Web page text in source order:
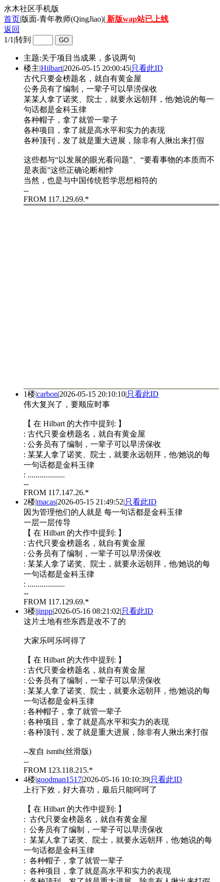
水木社区手机版
首页|版面-青年教师(QingJiao)| 新版wap站已上线
返回
1/1 |转到
主题:关于项目当成果，多说两句
楼主|Hilbart|2026-05-15 20:00:45|只看此ID
古代只要金榜题名，就自有黄金屋
公务员有了编制，一辈子可以旱涝保收
某某人拿了诺奖、院士，就要永远朝拜，他/她说的每一
句话都是金科玉律
各种帽子，拿了就管一辈子
各种项目，拿了就是高水平和实力的表现
各种顶刊，发了就是重大进展，除非有人揪出来打假
这些都与“以发展的眼光看问题”、“要看事物的本质而不
是表面”这些正确论断相悖
当然，也是与中国传统哲学思想相符的
--
FROM 117.129.69.*
1楼|carbon|2026-05-15 20:10:10|只看此ID
伟大复兴了，要顺应时事
【 在 Hilbart 的大作中提到: 】
: 古代只要金榜题名，就自有黄金屋
: 公务员有了编制，一辈子可以旱涝保收
: 某某人拿了诺奖、院士，就要永远朝拜，他/她说的每
一句话都是金科玉律
: ...................
--
FROM 117.147.26.*
2楼|macas|2026-05-15 21:49:52|只看此ID
因为管理他们的人就是 每一句话都是金科玉律
一层一层传导
【 在 Hilbart 的大作中提到: 】
: 古代只要金榜题名，就自有黄金屋
: 公务员有了编制，一辈子可以旱涝保收
: 某某人拿了诺奖、院士，就要永远朝拜，他/她说的每
一句话都是金科玉律
: ...................
--
FROM 117.129.69.*
3楼|jinpp|2026-05-16 08:21:02|只看此ID
这片土地有些东西是改不了的
大家乐呵乐呵得了
【 在 Hilbart 的大作中提到: 】
: 古代只要金榜题名，就自有黄金屋
: 公务员有了编制，一辈子可以旱涝保收
: 某某人拿了诺奖、院士，就要永远朝拜，他/她说的每
一句话都是金科玉律
: 各种帽子，拿了就管一辈子
: 各种项目，拿了就是高水平和实力的表现
: 各种顶刊，发了就是重大进展，除非有人揪出来打假
--发自 ismth(丝滑版)
--
FROM 123.118.215.*
4楼|goodman1517|2026-05-16 10:10:39|只看此ID
上行下效，好大喜功，最后只能呵呵了
【 在 Hilbart 的大作中提到: 】
: 古代只要金榜题名，就自有黄金屋
: 公务员有了编制，一辈子可以旱涝保收
: 某某人拿了诺奖、院士，就要永远朝拜，他/她说的每
一句话都是金科玉律
: 各种帽子，拿了就管一辈子
: 各种项目，拿了就是高水平和实力的表现